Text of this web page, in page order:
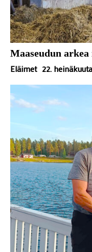
Maaseudun
Eläimet 22.